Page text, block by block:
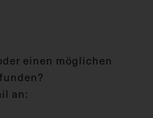
einen möglichen
an: